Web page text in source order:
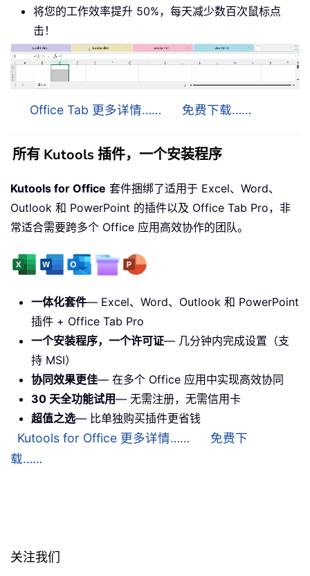
将您的工作效率提升 50%，每天减少数百次鼠标点
击！
Office Tab 更多详情…… 免费下载……
所有 Kutools 插件，一个安装程序
Kutools for Office 套件捆绑了适用于 Excel、Word、
Outlook 和 PowerPoint 的插件以及 Office Tab Pro，非
常适合需要跨多个 Office 应用高效协作的团队。
一体化套件— Excel、Word、Outlook 和 PowerPoint
插件 + Office Tab Pro
一个安装程序，一个许可证— 几分钟内完成设置（支
持 MSI）
协同效果更佳— 在多个 Office 应用中实现高效协同
30 天全功能试用— 无需注册，无需信用卡
超值之选— 比单独购买插件更省钱
Kutools for Office 更多详情……
免费下
载……
关注我们